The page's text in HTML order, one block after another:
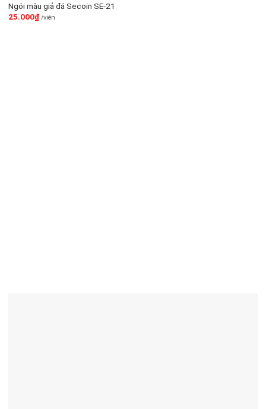
Ngói màu giả đá Secoin SE-21
25.000₫/viên